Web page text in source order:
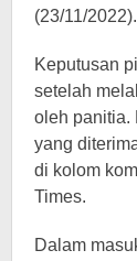
(23/11/2022).
Keputusan
setelah
oleh panitia.
yang
di kolom
Times.
Dalam